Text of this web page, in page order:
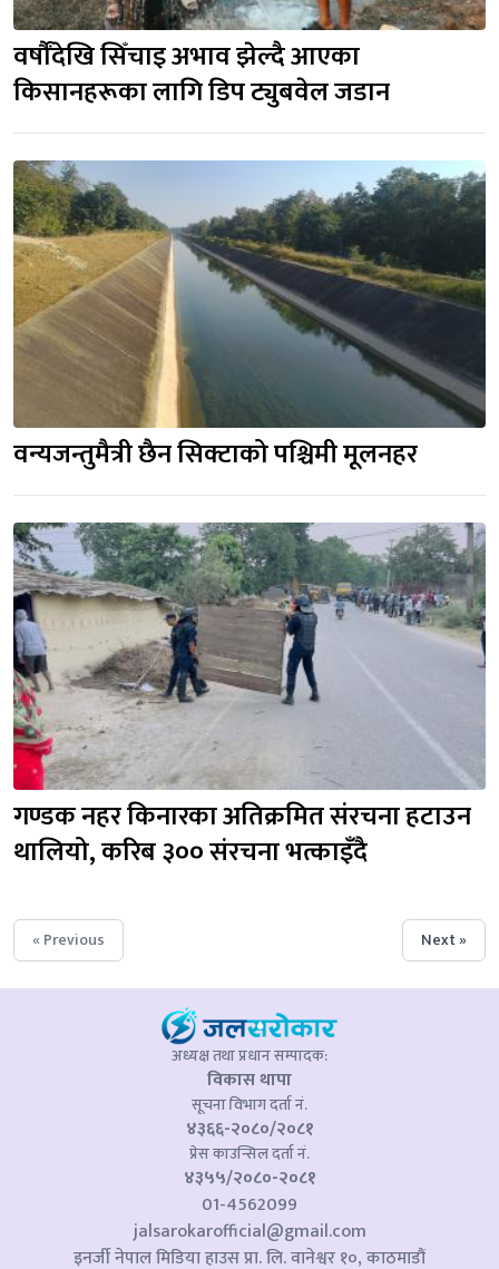
वर्षौंदेखि सिँचाइ अभाव झेल्दै आएका
किसानहरूका लागि डिप ट्युबवेल जडान
वन्यजन्तुमैत्री छैन सिक्टाको पश्चिमी मूलनहर
गण्डक नहर किनारका अतिक्रमित संरचना हटाउन
थालियो, करिब ३०० संरचना भत्काइँदै
« Previous Next »
अध्यक्ष तथा प्रधान सम्पादक:
विकास थापा
सूचना विभाग दर्ता नं.
४३६६-२०८०/२०८१
प्रेस काउन्सिल दर्ता नं.
४३५५/२०८०-२०८१
01-4562099
jalsarokarofficial@gmail.com
इनर्जी नेपाल मिडिया हाउस प्रा. लि. वानेश्वर १०, काठमाडौं